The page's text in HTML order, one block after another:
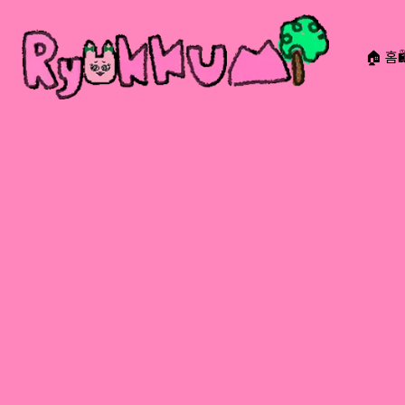
RYOKKUMi 🏠 홈